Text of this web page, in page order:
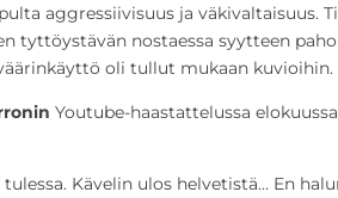
aggressiivisuus ja väkivaltaisuus.
tyttöystävän nostaessa syytteen
oli tullut mukaan kuvioihin.
Youtube-haastattelussa
Kävelin ulos helvetistä… En